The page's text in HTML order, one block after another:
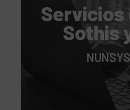
Servicios
Sothis